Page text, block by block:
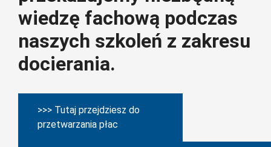
wiedzę fachową podczas
naszych szkoleń z zakresu
docierania.
>>> Tutaj przejdziesz do
przetwarzania płac